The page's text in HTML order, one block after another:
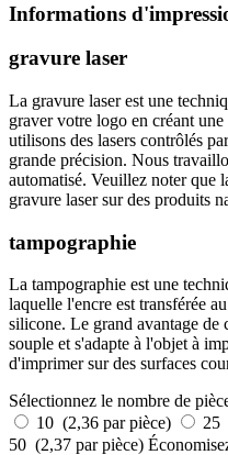
Informations
gravure laser
La gravure laser est une
graver votre logo en créant
utilisons des lasers contrôlés
grande précision. Nous
automatisé. Veuillez noter que
gravure laser sur des produits
tampographie
La tampographie est une
laquelle l'encre est transférée
silicone. Le grand avantage de
souple et s'adapte à l'objet à
d'imprimer sur des surfaces
Sélectionnez le nombre de
10 (2,36 par pièce)
25
50 (2,37 par pièce)